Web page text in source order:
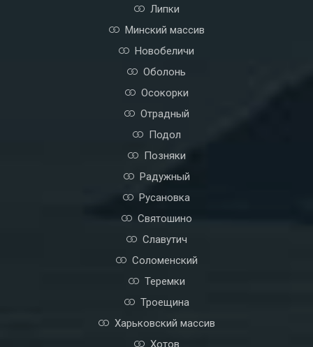
Липки
Минский массив
Новобеличи
Оболонь
Осокорки
Отрадный
Подол
Позняки
Радужный
Русановка
Святошино
Славутич
Соломенский
Теремки
Троещина
Харьковский массив
Хотов